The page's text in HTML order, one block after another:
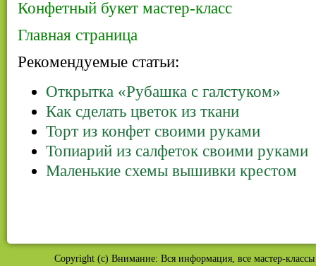
Конфетный букет мастер-класс
Главная страница
Рекомендуемые статьи:
Открытка «Рубашка с галстуком»
Как сделать цветок из ткани
Торт из конфет своими руками
Топиарий из салфеток своими руками
Маленькие схемы вышивки крестом
Copyright (c) Внимание: Вся информация, все мастер-